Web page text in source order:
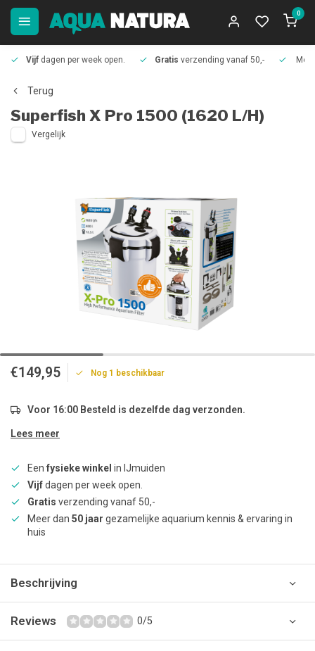
0
Vijf dagen per week open. Gratis verzending vanaf 50,-
Terug
Superfish X Pro 1500 (1620 L/H)
Vergelijk
€149,95 Nog 1 beschikbaar
Voor 16:00 Besteld is dezelfde dag verzonden.
Lees meer
Een fysieke winkel in IJmuiden
Vijfdagen per week open.
Gratis verzending vanaf 50,-
Meer dan 50 jaar gezamelijke aquarium kennis & ervaring in
huis
Beschrijving
Reviews 0/5